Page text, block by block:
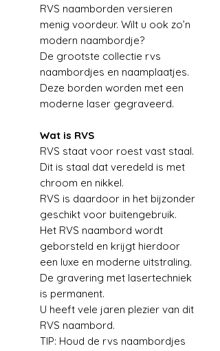
RVS naamborden versieren
menig voordeur. Wilt u ook zo’n
modern naambordje?
De grootste collectie rvs
naambordjes en naamplaatjes.
Deze borden worden met een
moderne laser gegraveerd.
Wat is RVS
RVS staat voor roest vast staal.
Dit is staal dat veredeld is met
chroom en nikkel.
RVS is daardoor in het bijzonder
geschikt voor buitengebruik.
Het RVS naambord wordt
geborsteld en krijgt hierdoor
een luxe en moderne uitstraling.
De gravering met lasertechniek
is permanent.
U heeft vele jaren plezier van dit
RVS naambord.
TIP: Houd de rvs naambordjes